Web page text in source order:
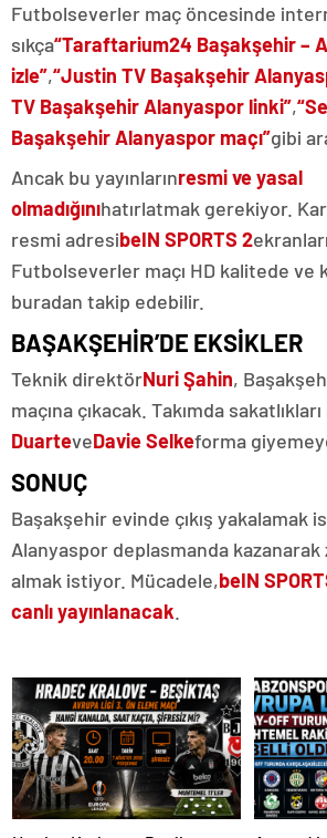
Futbolseverler maç öncesinde
sıkça“Taraftarium24 Başakşehir –
izle”,“Justin TV Başakşehir
TV Başakşehir Alanyaspor linki”,
Başakşehir Alanyaspor maçı”gibi
Ancak bu yayınlarınresmi ve yasal
olmadığınıhatırlatmak gerekiyor.
resmi adresibeIN SPORTS 2
Futbolseverler maçı HD kalitede ve
buradan takip edebilir.
BAŞAKŞEHİR’DE EKSİKLER
Teknik direktörNuri Şahin,
maçına çıkacak. Takımda
DuarteveDavie Selkeforma
SONUÇ
Başakşehir evinde çıkış yakalamak
Alanyaspor deplasmanda kazanarak
almak istiyor. Mücadele,beIN
canlı yayınlanacak